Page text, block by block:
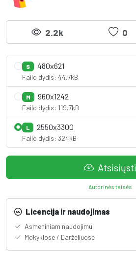
2.2k 0
S 480x621
Failo dydis: 44.7kB
M 960x1242
Failo dydis: 119.7kB
L 2550x3300
Failo dydis: 324kB
Atsisiųsti
Autorinės teisės
Licencija ir naudojimas
Asmeniniam naudojimui
Mokyklose / Darželiuose